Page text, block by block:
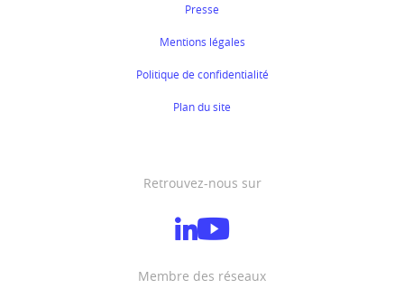
Presse
Mentions légales
Politique de confidentialité
Plan du site
Retrouvez-nous sur
Membre des réseaux